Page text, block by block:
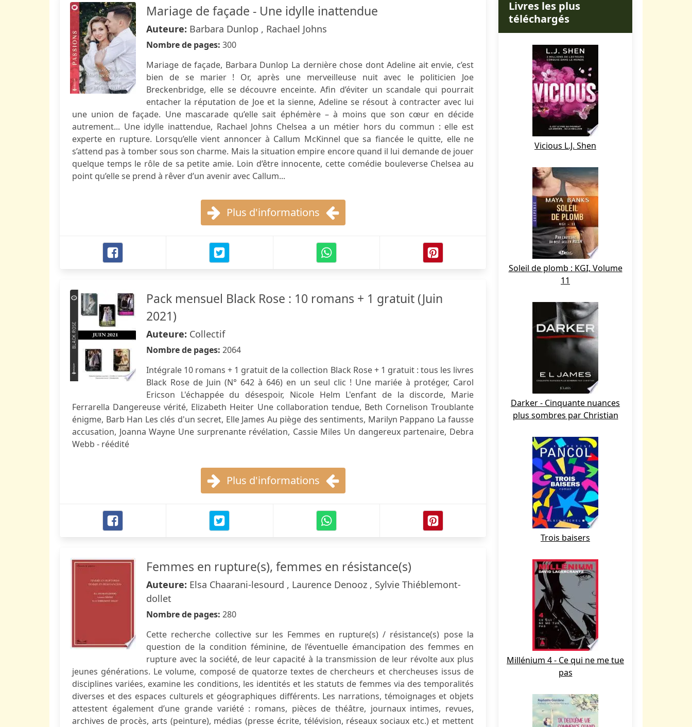
Mariage de façade - Une idylle inattendue
Auteure: Barbara Dunlop , Rachael Johns
Nombre de pages: 300
Mariage de façade, Barbara Dunlop La dernière chose dont Adeline ait envie, c’est
bien de se marier ! Or, après une merveilleuse nuit avec le politicien Joe
Breckenbridge, elle se découvre enceinte. Afin d’éviter un scandale qui pourrait
entacher la réputation de Joe et la sienne, Adeline se résout à contracter avec lui
une union de façade. Une mascarade qu’elle sait éphémère – à moins que son cœur en décide
autrement... Une idylle inattendue, Rachael Johns Chelsea a un métier hors du commun : elle est
experte en rupture. Lorsqu’elle vient annoncer à Callum McKinnel que sa fiancée le quitte, elle ne
s’attend pas à tomber sous son charme. Mais la situation empire encore quand il lui demande de jouer
quelque temps le rôle de sa petite amie. Loin d’être innocente, cette comédie bouleverse Chelsea au
point qu’elle se prend à rêver d’un avenir avec Callum...
Plus d'informations
Pack mensuel Black Rose : 10 romans + 1 gratuit (Juin
2021)
Auteure: Collectif
Nombre de pages: 2064
Intégrale 10 romans + 1 gratuit de la collection Black Rose + 1 gratuit : tous les livres
Black Rose de Juin (N° 642 à 646) en un seul clic ! Une mariée à protéger, Carol
Ericson L'échappée du désespoir, Nicole Helm L'enfant de la discorde, Marie
Ferrarella Dangereuse vérité, Elizabeth Heiter Une collaboration tendue, Beth Cornelison Troublante
énigme, Barb Han Les clés d'un secret, Elle James Au piège des sentiments, Marilyn Pappano La fausse
accusation, Joanna Wayne Une surprenante révélation, Cassie Miles Un dangereux partenaire, Debra
Webb - réédité
Plus d'informations
Femmes en rupture(s), femmes en résistance(s)
Auteure: Elsa Chaarani-lesourd , Laurence Denooz , Sylvie Thiéblemont-
dollet
Nombre de pages: 280
Cette recherche collective sur les Femmes en rupture(s) / résistance(s) pose la
question de la condition féminine, de l’éventuelle émancipation des femmes en
rupture avec la société, de leur capacité à la transmission de leur révolte aux plus
jeunes générations. Le volume, composé de quatorze textes de chercheurs et chercheuses issus de
disciplines variées, examine les conditions, les identités et les statuts de femmes via des temporalités
diverses et des espaces culturels et géographiques différents. Les narrations, témoignages et objets
attestent également d’une grande variété : romans, pièces de théâtre, journaux intimes, revues,
archives de procès, arts (peinture), médias (presse écrite, télévision, réseaux sociaux etc.) et mettent
Livres les plus
téléchargés
Vicious L.J. Shen
Soleil de plomb : KGI, Volume
11
Darker - Cinquante nuances
plus sombres par Christian
Trois baisers
Millénium 4 - Ce qui ne me tue
pas